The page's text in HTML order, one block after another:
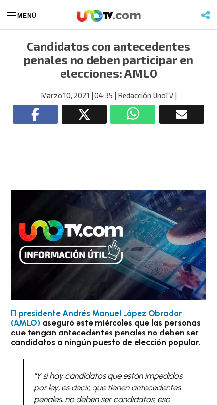
MENÚ
Candidatos con antecedentes
penales no deben participar en
elecciones: AMLO
Marzo 10, 2021 | 04:35 | Redacción UnoTV|
El presidente Andrés Manuel López Obrador
(AMLO) aseguró este miércoles que las personas
que tengan antecedentes penales no deben ser
candidatos a ningún puesto de elección popular.
"Y si hay candidatos que están impedidos
por ley; es decir, que tienen antecedentes
penales, no deben ser candidatos, eso